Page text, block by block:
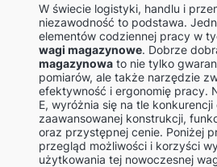
W świecie logistyki, handlu i
niezawodność to podstawa.
elementów codziennej pracy w
wagi magazynowe. Dobrze
magazynowa to nie tylko
pomiarów, ale także narzędzie
efektywność i ergonomię pracy.
E, wyróżnia się na tle konkurencji
zaawansowanej konstrukcji,
oraz przystępnej cenie. Poniżej
przegląd możliwości i korzyści
użytkowania tej nowoczesnej